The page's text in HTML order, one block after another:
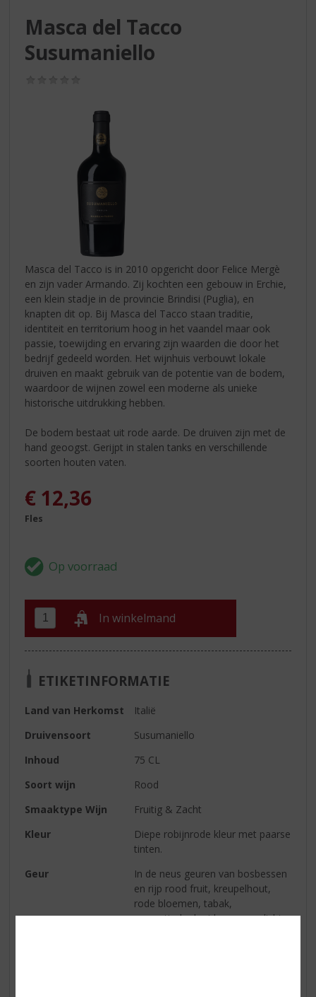
Masca del Tacco
Susumaniello
Masca del Tacco is in 2010 opgericht door Felice Mergè
en zijn vader Armando. Zij kochten een gebouw in Erchie,
een klein stadje in de provincie Brindisi (Puglia), en
knapten dit op. Bij Masca del Tacco staan traditie,
identiteit en territorium hoog in het vaandel maar ook
passie, toewijding en ervaring zijn waarden die door het
bedrijf gedeeld worden. Het wijnhuis verbouwt lokale
druiven en maakt gebruik van de potentie van de bodem,
waardoor de wijnen zowel een moderne als unieke
historische uitdrukking hebben.
De bodem bestaat uit rode aarde. De druiven zijn met de
hand geoogst. Gerijpt in stalen tanks en verschillende
soorten houten vaten.
€ 12,36
Fles
In winkelmand
ETIKETINFORMATIE
Land van Herkomst
Italië
Druivensoort
Susumaniello
Inhoud
75 CL
Soort wijn
Rood
Smaaktype Wijn
Fruitig & Zacht
Kleur
Diepe robijnrode kleur met paarse
tinten.
Geur
In de neus geuren van bosbessen
en rijp rood fruit, kreupelhout,
rode bloemen, tabak,
aromatische kruiden en een licht